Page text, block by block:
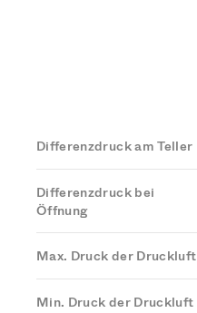
Differenzdruck am Teller
Differenzdruck bei
Öffnung
Max. Druck der Druckluft
Min. Druck der Druckluft